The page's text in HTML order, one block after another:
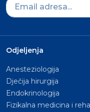
Odjeljenja
Anesteziologija
Dječija hirurgija
Endokrinologija
Fizikalna medicina i